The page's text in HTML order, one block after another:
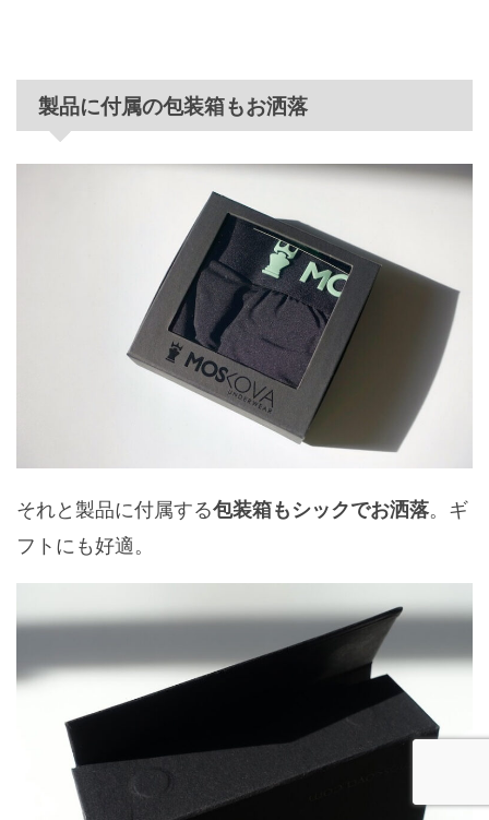
製品に付属の包装箱もお洒落
それと製品に付属する包装箱もシックでお洒落。ギ
フトにも好適。